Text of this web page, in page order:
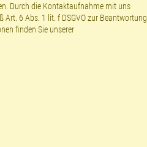
Durch die Kontaktaufnahme mit uns
Art. 6 Abs. 1 lit. f DSGVO zur Beantwortung
finden Sie unserer